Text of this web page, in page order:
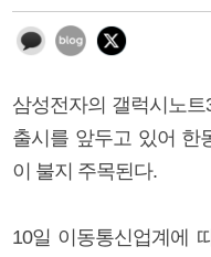
삼성전자의 갤럭시노
출시를 앞두고 있어 한
이 불지 주목된다.
10일 이동통신업계에